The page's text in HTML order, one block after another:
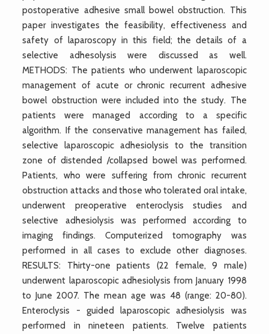
postoperative adhesive small bowel obstruction. This
paper investigates the feasibility, effectiveness and
safety of laparoscopy in this field; the details of a
selective adhesolysis were discussed as well.
METHODS: The patients who underwent laparoscopic
management of acute or chronic recurrent adhesive
bowel obstruction were included into the study. The
patients were managed according to a specific
algorithm. If the conservative management has failed,
selective laparoscopic adhesiolysis to the transition
zone of distended /collapsed bowel was performed.
Patients, who were suffering from chronic recurrent
obstruction attacks and those who tolerated oral intake,
underwent preoperative enteroclysis studies and
selective adhesiolysis was performed according to
imaging findings. Computerized tomography was
performed in all cases to exclude other diagnoses.
RESULTS: Thirty-one patients (22 female, 9 male)
underwent laparoscopic adhesiolysis from January 1998
to June 2007. The mean age was 48 (range: 20-80).
Enteroclysis - guided laparoscopic adhesiolysis was
performed in nineteen patients. Twelve patients